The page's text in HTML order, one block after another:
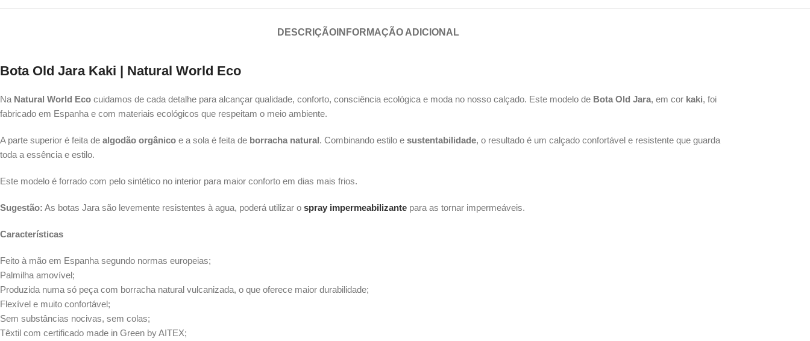
DESCRIÇÃO INFORMAÇÃO ADICIONAL
Bota Old Jara Kaki | Natural World Eco
Na Natural World Eco cuidamos de cada detalhe para alcançar qualidade, conforto, consciência ecológica e moda no nosso calçado. Este modelo de Bota Old Jara, em cor kaki, foi
fabricado em Espanha e com materiais ecológicos que respeitam o meio ambiente.
A parte superior é feita de algodão orgânico e a sola é feita de borracha natural. Combinando estilo e sustentabilidade, o resultado é um calçado confortável ​​e resistente que guarda
toda a essência e estilo.
Este modelo é forrado com pelo sintético no interior para maior conforto em dias mais frios.
Sugestão: As botas Jara são levemente resistentes à agua, poderá utilizar o spray impermeabilizante para as tornar impermeáveis.
Características
Feito à mão em Espanha segundo normas europeias;
Palmilha amovível;
Produzida numa só peça com borracha natural vulcanizada, o que oferece maior durabilidade;
Flexível e muito confortável;
Sem substâncias nocivas, sem colas;
Têxtil com certificado made in Green by AITEX;